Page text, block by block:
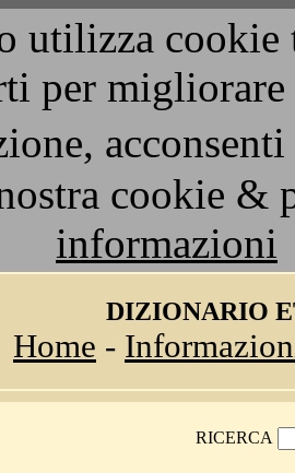
utilizza
per
cookie &
informazioni
DIZIONARIO
Home -
RICERCA